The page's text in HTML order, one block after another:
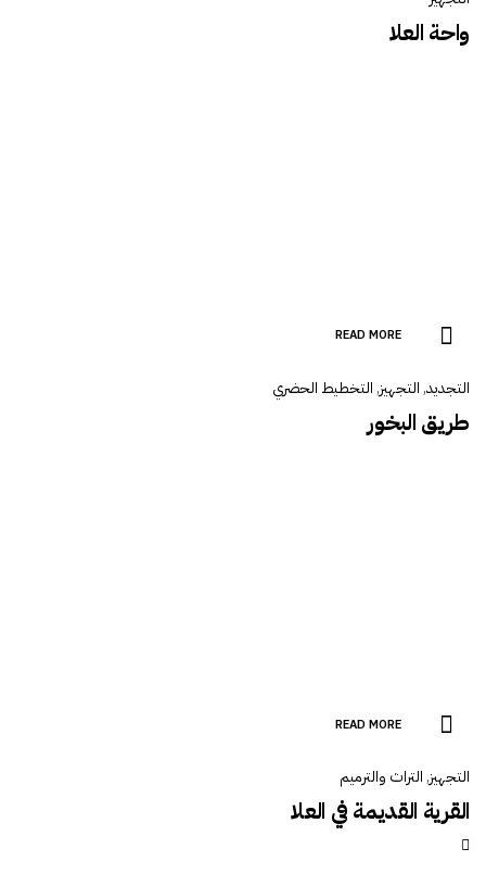
واحة العلا
READ MORE
التجديد, التجهيز, التخطيط الحضري
طريق البخور
READ MORE
التجهيز,التراث والترميم
القرية القديمة في العلا